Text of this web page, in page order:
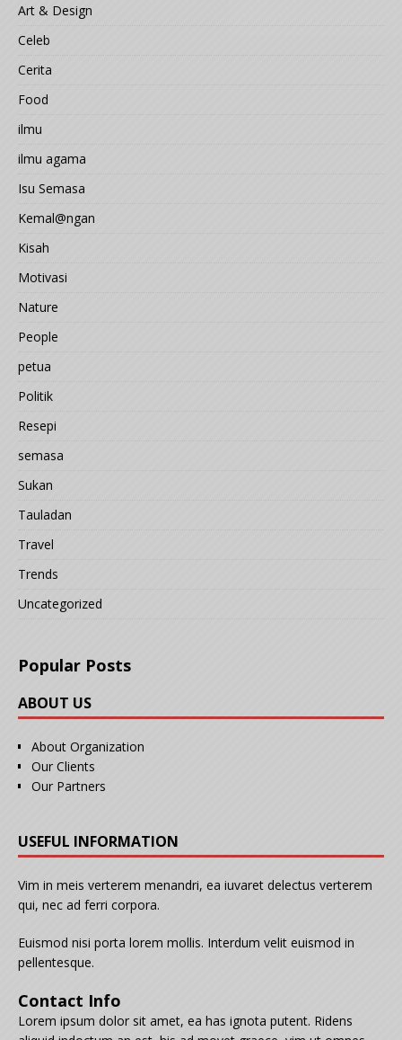
Art & Design
Celeb
Cerita
Food
ilmu
ilmu agama
Isu Semasa
Kemal@ngan
Kisah
Motivasi
Nature
People
petua
Politik
Resepi
semasa
Sukan
Tauladan
Travel
Trends
Uncategorized
Popular Posts
ABOUT US
About Organization
Our Clients
Our Partners
USEFUL INFORMATION
Vim in meis verterem menandri, ea iuvaret delectus verterem
qui, nec ad ferri corpora.
Euismod nisi porta lorem mollis. Interdum velit euismod in
pellentesque.
Contact Info
Lorem ipsum dolor sit amet, ea has ignota putent. Ridens